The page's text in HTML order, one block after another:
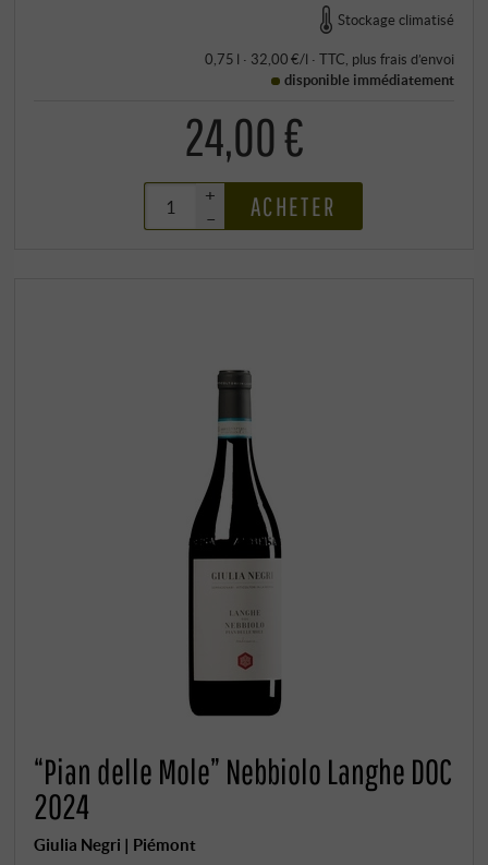
Stockage climatisé
0,75 l · 32,00 €/l · TTC, plus frais d’envoi
disponible immédiatement
24,00 €
+
–
ACHETER
“Pian delle Mole” Nebbiolo Langhe DOC
2024
Giulia Negri | Piémont